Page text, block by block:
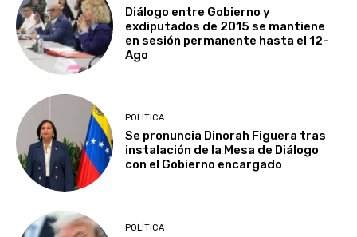
Diálogo entre Gobierno y
exdiputados de 2015 se mantiene
en sesión permanente hasta el 12-
Ago
POLÍTICA
Se pronuncia Dinorah Figuera tras
instalación de la Mesa de Diálogo
con el Gobierno encargado
POLÍTICA